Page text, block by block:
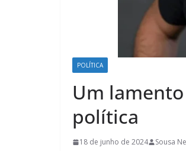
POLÍTICA
Um
política
18 de junho de 2024 Sousa